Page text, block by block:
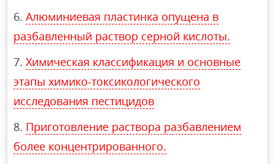
Алюминиевая пластинка опущена в
разбавленный раствор серной кислоты.
Химическая классификация и основные
этапы химико-токсикологического
исследования пестицидов
Приготовление раствора разбавлением
более концентрированного.